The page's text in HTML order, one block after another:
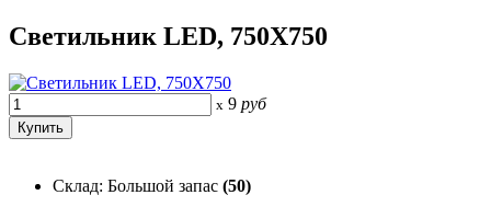
Светильник LED, 750Х750
x 9 руб
Склад: Большой запас (50)